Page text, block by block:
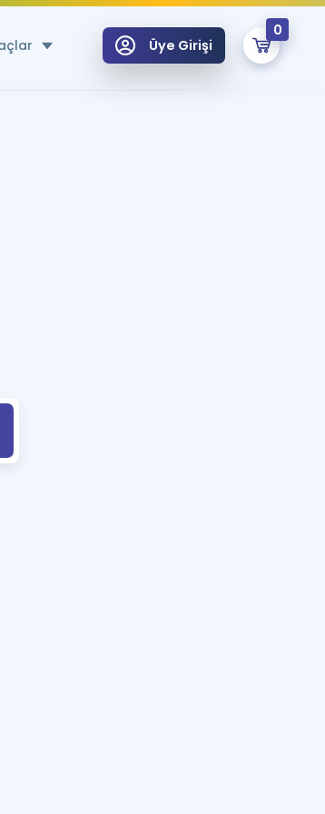
Aracı
Öneriler
Haberler
Üye Girişi
0
sınava hazırlayacak onlarca eğitim seni bekliyor!